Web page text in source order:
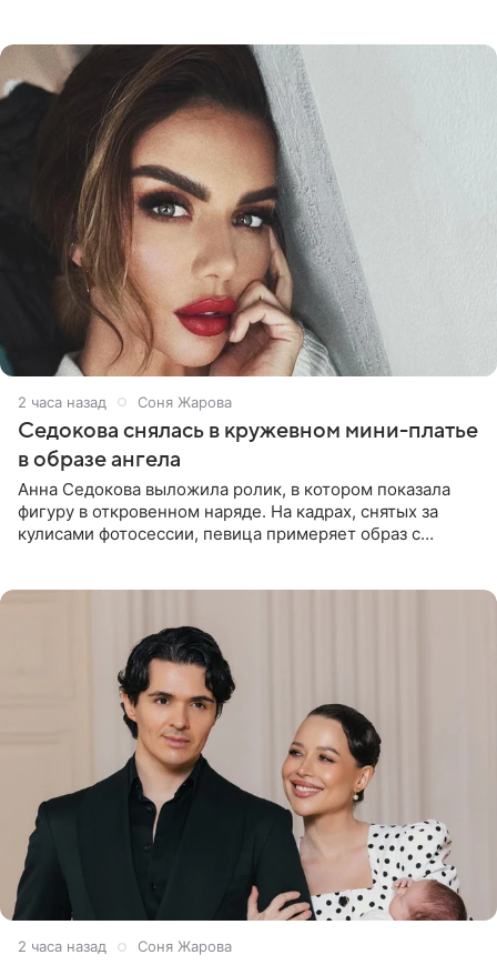
2 часа назад Соня Жарова
Седокова снялась в кружевном мини-платье
в образе ангела
Анна Седокова выложила ролик, в котором показала
фигуру в откровенном наряде. На кадрах, снятых за
кулисами фотосессии, певица примеряет образ с
2 часа назад Соня Жарова